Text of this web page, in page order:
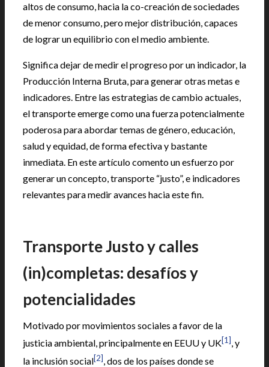
altos de consumo, hacia la co-creación de sociedades
de menor consumo, pero mejor distribución, capaces
de lograr un equilibrio con el medio ambiente.
Significa dejar de medir el progreso por un indicador, la
Producción Interna Bruta, para generar otras metas e
indicadores. Entre las estrategias de cambio actuales,
el transporte emerge como una fuerza potencialmente
poderosa para abordar temas de género, educación,
salud y equidad, de forma efectiva y bastante
inmediata. En este artículo comento un esfuerzo por
generar un concepto, transporte “justo”, e indicadores
relevantes para medir avances hacia este fin.
Transporte Justo y calles
(in)completas: desafíos y
potencialidades
Motivado por movimientos sociales a favor de la
justicia ambiental, principalmente en EEUU y UK[1], y
la inclusión social[2], dos de los países donde se